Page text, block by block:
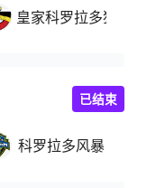
皇家科罗拉多狐狸女足
科罗拉多风暴
已结束